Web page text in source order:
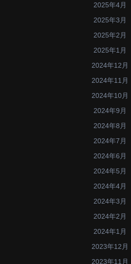
2025年4月
2025年3月
2025年2月
2025年1月
2024年12月
2024年11月
2024年10月
2024年9月
2024年8月
2024年7月
2024年6月
2024年5月
2024年4月
2024年3月
2024年2月
2024年1月
2023年12月
2023年11月